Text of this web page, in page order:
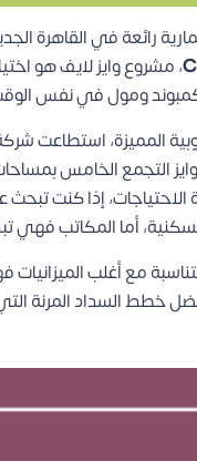
، مشروع وايز لايف هو
كمبوند ومول في نفس
التجمع الخامس
إذا كنت
أما المكاتب فهي
مع أغلب
خطط السداد المرنة